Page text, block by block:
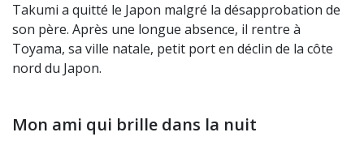
Takumi a quitté le Japon malgré la désapprobation de
son père. Après une longue absence, il rentre à
Toyama, sa ville natale, petit port en déclin de la côte
nord du Japon.
Mon ami qui brille dans la nuit